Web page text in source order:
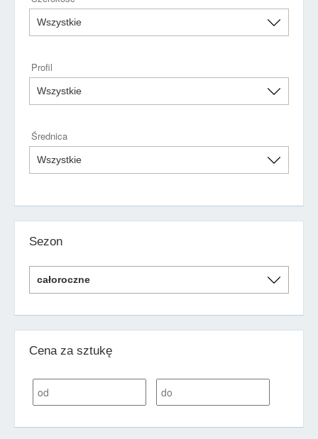
Profil
Średnica
Sezon
Cena za sztukę